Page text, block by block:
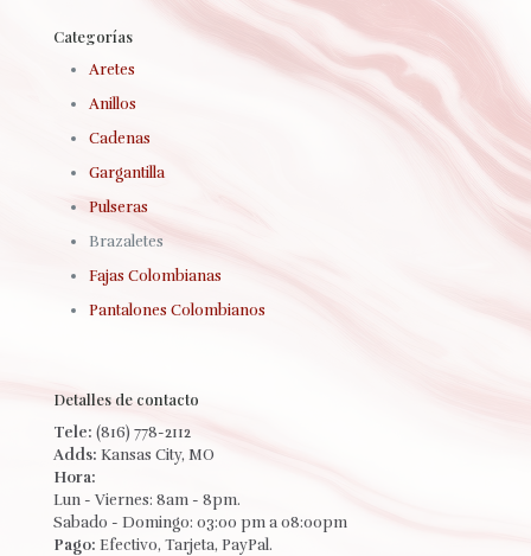
Categorías
Aretes
Anillos
Cadenas
Gargantilla
Pulseras
Brazaletes
Fajas Colombianas
Pantalones Colombianos
Detalles de contacto
Tele: (816) 778-2112
Adds: Kansas City, MO
Hora:
Lun - Viernes: 8am - 8pm.
Sabado - Domingo: 03:00 pm a 08:00pm
Pago: Efectivo, Tarjeta, PayPal.